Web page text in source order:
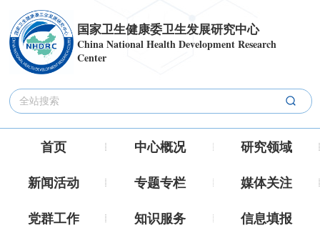
国家卫生健康委卫生发展研究中心
China National Health Development Research
Center
首页 中心概况
研究领域
新闻活动
专题专栏
媒体关注
党群工作
知识服务 信息填报